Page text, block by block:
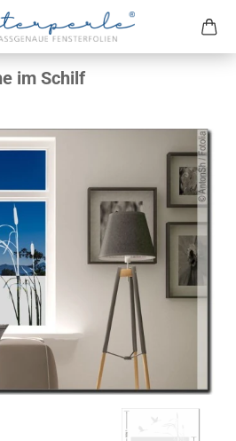
im Schilf